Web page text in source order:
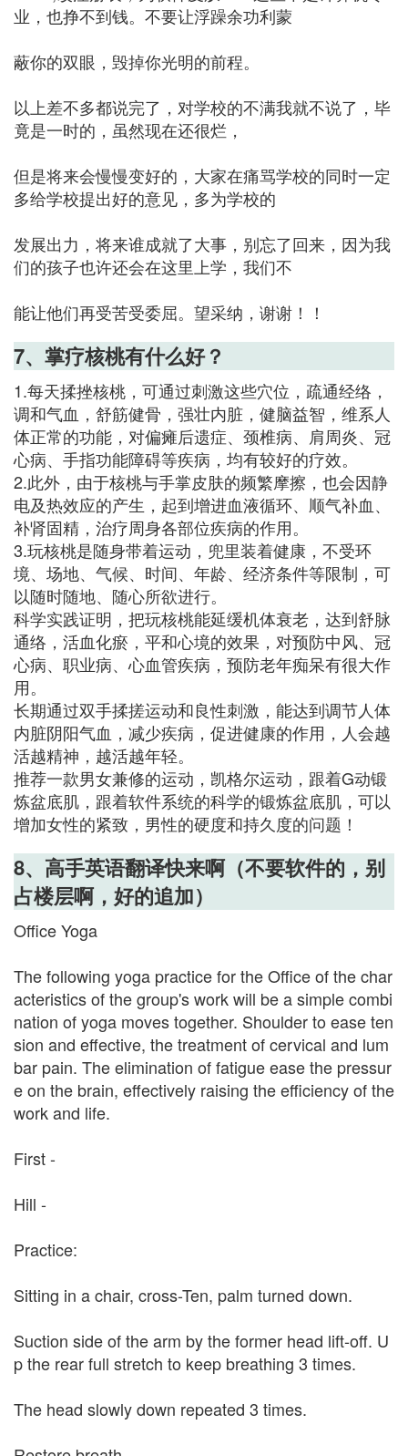
业，也挣不到钱。不要让浮躁余功利蒙
蔽你的双眼，毁掉你光明的前程。
以上差不多都说完了，对学校的不满我就不说了，毕
竟是一时的，虽然现在还很烂，
但是将来会慢慢变好的，大家在痛骂学校的同时一定
多给学校提出好的意见，多为学校的
发展出力，将来谁成就了大事，别忘了回来，因为我
们的孩子也许还会在这里上学，我们不
能让他们再受苦受委屈。望采纳，谢谢！！
7、掌疗核桃有什么好？
1.每天揉挫核桃，可通过刺激这些穴位，疏通经络，
调和气血，舒筋健骨，强壮内脏，健脑益智，维系人
体正常的功能，对偏瘫后遗症、颈椎病、肩周炎、冠
心病、手指功能障碍等疾病，均有较好的疗效。
2.此外，由于核桃与手掌皮肤的频繁摩擦，也会因静
电及热效应的产生，起到增进血液循环、顺气补血、
补肾固精，治疗周身各部位疾病的作用。
3.玩核桃是随身带着运动，兜里装着健康，不受环
境、场地、气候、时间、年龄、经济条件等限制，可
以随时随地、随心所欲进行。
科学实践证明，把玩核桃能延缓机体衰老，达到舒脉
通络，活血化瘀，平和心境的效果，对预防中风、冠
心病、职业病、心血管疾病，预防老年痴呆有很大作
用。
长期通过双手揉搓运动和良性刺激，能达到调节人体
内脏阴阳气血，减少疾病，促进健康的作用，人会越
活越精神，越活越年轻。
推荐一款男女兼修的运动，凯格尔运动，跟着G动锻
炼盆底肌，跟着软件系统的科学的锻炼盆底肌，可以
增加女性的紧致，男性的硬度和持久度的问题！
8、高手英语翻译快来啊（不要软件的，别
占楼层啊，好的追加）
Office Yoga
The following yoga practice for the Office of the char
acteristics of the group's work will be a simple combi
nation of yoga moves together. Shoulder to ease ten
sion and effective, the treatment of cervical and lum
bar pain. The elimination of fatigue ease the pressur
e on the brain, effectively raising the efficiency of the
work and life.
First -
Hill -
Practice:
Sitting in a chair, cross-Ten, palm turned down.
Suction side of the arm by the former head lift-off. U
p the rear full stretch to keep breathing 3 times.
The head slowly down repeated 3 times.